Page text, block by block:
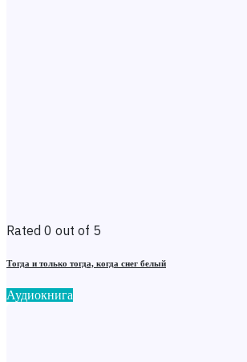
Rated 0 out of 5
Тогда и только тогда, когда снег белый
Аудиокнига